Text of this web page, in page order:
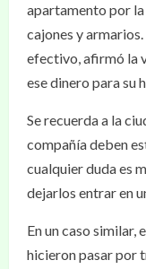
apartamento por la
cajones y
efectivo, afirmó la
ese dinero para su
Se recuerda a la
compañía deben
cualquier duda es
dejarlos entrar en
En un caso similar,
hicieron pasar por